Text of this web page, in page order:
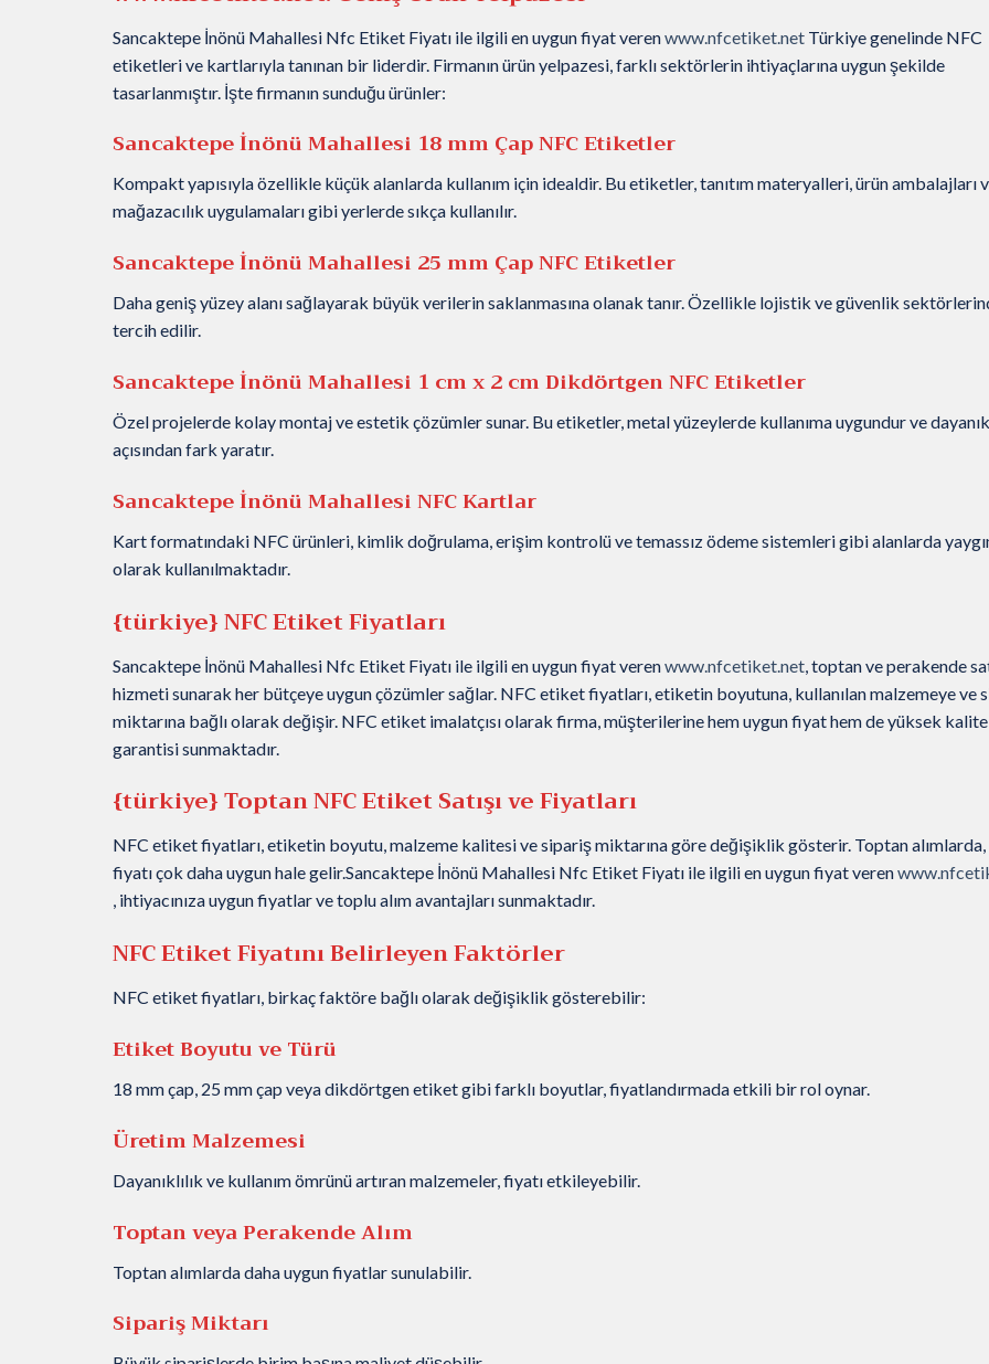
Sancaktepe İnönü Mahallesi Nfc Etiket Fiyatı ile ilgili en uygun fiyat verenwww.nfcetiket.net Türkiye genelinde NFC
etiketleri ve kartlarıyla tanınan bir liderdir. Firmanın ürün yelpazesi, farklı sektörlerin ihtiyaçlarına uygun şekilde
tasarlanmıştır. İşte firmanın sunduğu ürünler:
Sancaktepe İnönü Mahallesi 18 mm Çap NFC Etiketler
Kompakt yapısıyla özellikle küçük alanlarda kullanım için idealdir. Bu etiketler, tanıtım materyalleri, ürün ambalajları
mağazacılık uygulamaları gibi yerlerde sıkça kullanılır.
Sancaktepe İnönü Mahallesi 25 mm Çap NFC Etiketler
Daha geniş yüzey alanı sağlayarak büyük verilerin saklanmasına olanak tanır. Özellikle lojistik ve güvenlik
tercih edilir.
Sancaktepe İnönü Mahallesi 1 cm x 2 cm Dikdörtgen NFC Etiketler
Özel projelerde kolay montaj ve estetik çözümler sunar. Bu etiketler, metal yüzeylerde kullanıma uygundur ve
açısından fark yaratır.
Sancaktepe İnönü Mahallesi NFC Kartlar
Kart formatındaki NFC ürünleri, kimlik doğrulama, erişim kontrolü ve temassız ödeme sistemleri gibi alanlarda
olarak kullanılmaktadır.
{türkiye} NFC Etiket Fiyatları
Sancaktepe İnönü Mahallesi Nfc Etiket Fiyatı ile ilgili en uygun fiyat verenwww.nfcetiket.net , toptan ve perakende
hizmeti sunarak her bütçeye uygun çözümler sağlar. NFC etiket fiyatları, etiketin boyutuna, kullanılan malzemeye ve
miktarına bağlı olarak değişir. NFC etiket imalatçısı olarak firma, müşterilerine hem uygun fiyat hem de yüksek kalite
garantisi sunmaktadır.
{türkiye} Toptan NFC Etiket Satışı ve Fiyatları
NFC etiket fiyatları, etiketin boyutu, malzeme kalitesi ve sipariş miktarına göre değişiklik gösterir. Toptan
fiyatı çok daha uygun hale gelir.Sancaktepe İnönü Mahallesi Nfc Etiket Fiyatı ile ilgili en uygun fiyat veren
, ihtiyacınıza uygun fiyatlar ve toplu alım avantajları sunmaktadır.
NFC Etiket Fiyatını Belirleyen Faktörler
NFC etiket fiyatları, birkaç faktöre bağlı olarak değişiklik gösterebilir:
Etiket Boyutu ve Türü
18 mm çap, 25 mm çap veya dikdörtgen etiket gibi farklı boyutlar, fiyatlandırmada etkili bir rol oynar.
Üretim Malzemesi
Dayanıklılık ve kullanım ömrünü artıran malzemeler, fiyatı etkileyebilir.
Toptan veya Perakende Alım
Toptan alımlarda daha uygun fiyatlar sunulabilir.
Sipariş Miktarı